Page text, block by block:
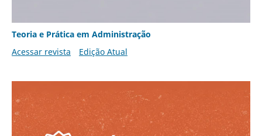
Teoria e Prática em Administração
Acessar revista
Edição Atual